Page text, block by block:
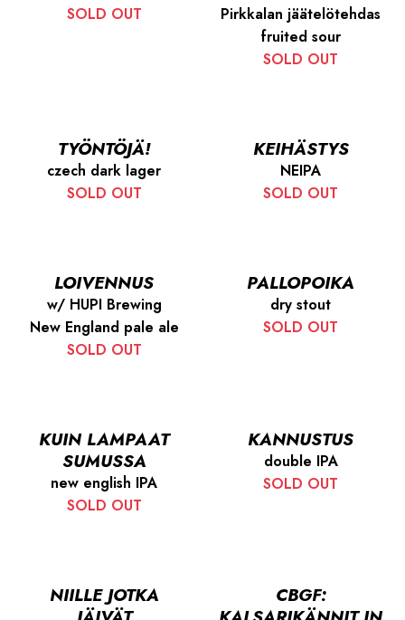
SOLD OUT
Pirkkalan jäätelötehdas
fruited sour
SOLD OUT
TYÖNTÖJÄ!
czech dark lager
SOLD OUT
KEIHÄSTYS
NEIPA
SOLD OUT
LOIVENNUS
w/ HUPI Brewing
New England pale ale
SOLD OUT
PALLOPOIKA
dry stout
SOLD OUT
KUIN LAMPAAT
SUMUSSA
new english IPA
SOLD OUT
KANNUSTUS
double IPA
SOLD OUT
NIILLE JOTKA
CBGF: